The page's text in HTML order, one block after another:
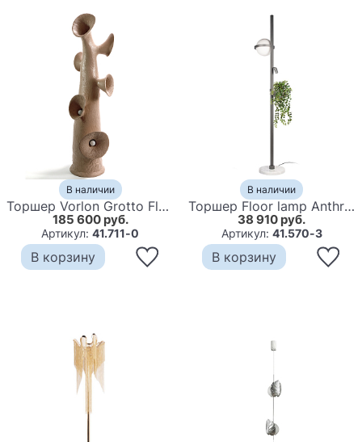
В наличии
Торшер Vorlon Grotto Floor Lamp
185 600 руб.
Артикул:41.711-0
В корзину
В наличии
Торшер Floor lamp Anthracite
38 910 руб.
Артикул: 41.570-3
В корзину